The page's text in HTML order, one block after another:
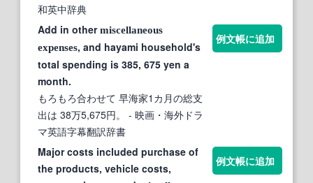
和英中辞典
Add in othermiscellaneous
expenses, and hayami household's
total spending is 385, 675 yen a
month.
もろもろ合わせて 早海家1カ月の総支
出は 38万5,675円。
- 映画・海外ドラ
マ英語字幕翻訳辞書
例文帳に追加
Major costs included purchase of
the products, vehicle costs,
例文帳に追加